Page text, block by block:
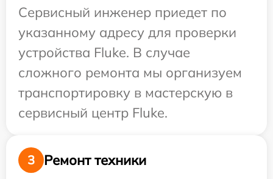
Сервисный инженер приедет по
указанному адресу для проверки
устройства Fluke. В случае
сложного ремонта мы организуем
транспортировку в мастерскую в
сервисный центр Fluke.
3 Ремонт техники